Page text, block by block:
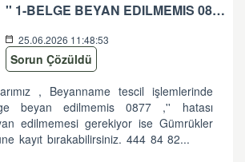
'' 1-BELGE BEYAN EDILMEMIS 0877 '' HATASI HK
25.06.2026 11:48:53
Sorun Çözüldü
, Beyanname tescil işlemlerinde
beyan edilmemis 0877 ,'' hatası
edilmemesi gerekiyor ise Gümrükler
kayıt bırakabilirsiniz. 444 84 82...